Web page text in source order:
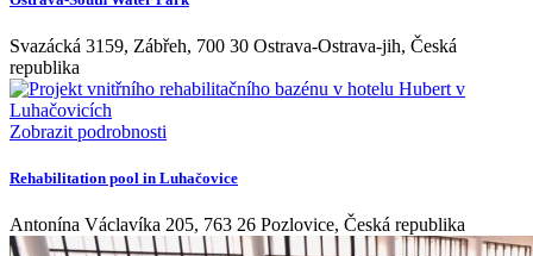
Svazácká 3159, Zábřeh, 700 30 Ostrava-Ostrava-jih, Česká
republika
Zobrazit podrobnosti
Rehabilitation pool in Luhačovice
Antonína Václavíka 205, 763 26 Pozlovice, Česká republika